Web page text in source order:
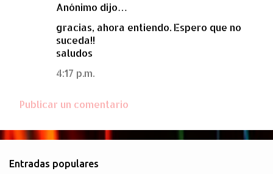
Anónimo dijo…
gracias, ahora entiendo. Espero que no
suceda!!
saludos
4:17 p.m.
Publicar un comentario
Entradas populares